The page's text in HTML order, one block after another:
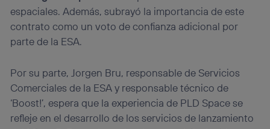
espaciales. Además, subrayó la importancia de este
contrato como un voto de confianza adicional por
parte de la ESA.
Por su parte, Jorgen Bru, responsable de Servicios
Comerciales de la ESA y responsable técnico de
‘Boost!’, espera que la experiencia de PLD Space se
refleje en el desarrollo de los servicios de lanzamiento